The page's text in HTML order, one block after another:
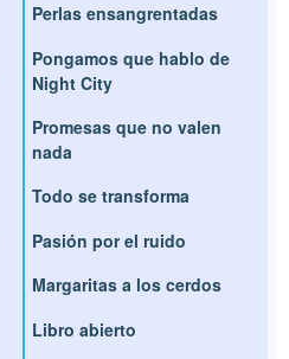
Perlas ensangrentadas
Pongamos que hablo de
Night City
Promesas que no valen
nada
Todo se transforma
Pasión por el ruido
Margaritas a los cerdos
Libro abierto